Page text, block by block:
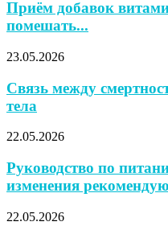
Приём добавок
помешать...
23.05.2026
Связь между
тела
22.05.2026
Руководство по
изменения
22.05.2026